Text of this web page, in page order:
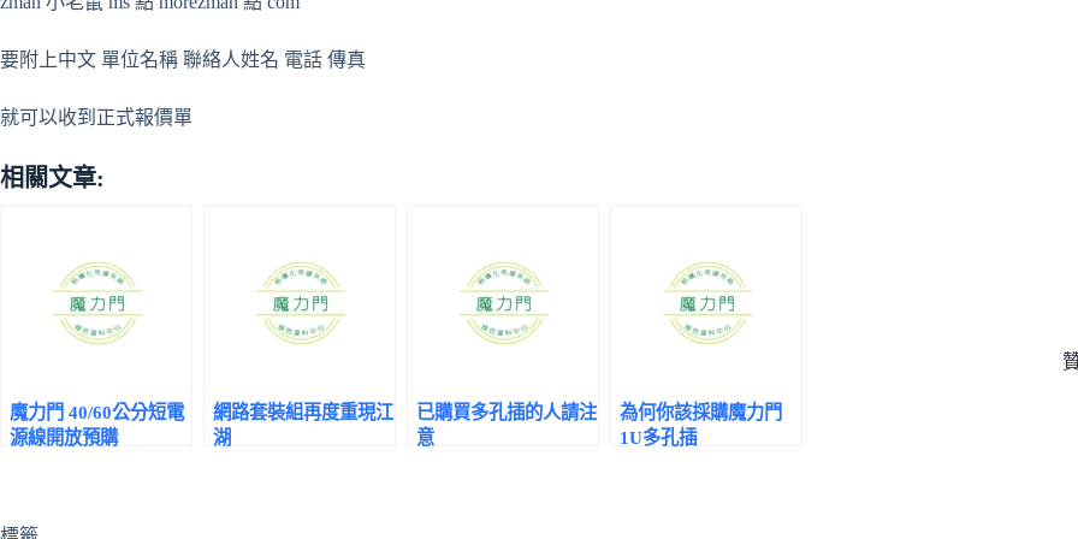
要附上中文 單位名稱 聯絡人姓名 電話 傳真
就可以收到正式報價單
相關文章:
魔力門 40/60公分短電
源線開放預購
網路套裝組再度重現江
湖
已購買多孔插的人請注
意
為何你該採購魔力門
1U多孔插